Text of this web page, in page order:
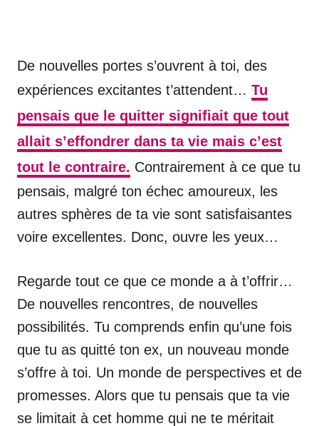
De nouvelles portes s’ouvrent à toi, des
expériences excitantes t’attendent… Tu
pensais que le quitter signifiait que tout
allait s’effondrer dans ta vie mais c’est
tout le contraire. Contrairement à ce que tu
pensais, malgré ton échec amoureux, les
autres sphères de ta vie sont satisfaisantes
voire excellentes. Donc, ouvre les yeux…
Regarde tout ce que ce monde a à t’offrir…
De nouvelles rencontres, de nouvelles
possibilités. Tu comprends enfin qu’une fois
que tu as quitté ton ex, un nouveau monde
s’offre à toi. Un monde de perspectives et de
promesses. Alors que tu pensais que ta vie
se limitait à cet homme qui ne te méritait